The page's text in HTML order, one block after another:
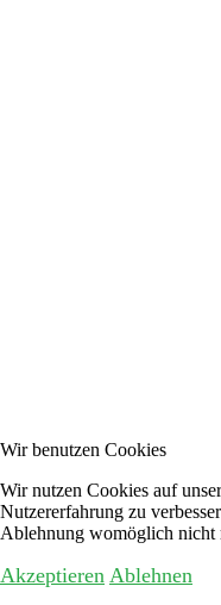
Wir benutzen Cookies
Wir nutzen Cookies auf
Nutzererfahrung zu
Ablehnung womöglich nicht
Akzeptieren Ablehnen